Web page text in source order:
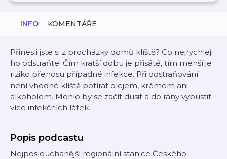
INFO KOMENTÁŘE
Přinesli jste si z procházky domů klíště? Co nejrychleji
ho odstraňte! Čím kratší dobu je přisáté, tím menší je
riziko přenosu případné infekce. Při odstraňování
není vhodné klíště potírat olejem, krémem ani
alkoholem. Mohlo by se začít dusit a do rány vypustit
více infekčních látek.
Popis podcastu
Nejposlouchanější regionální stanice Českého